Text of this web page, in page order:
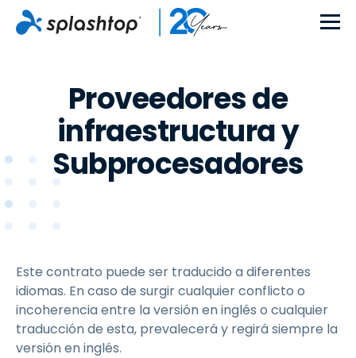
Proveedores de
infraestructura y
Subprocesadores
Este contrato puede ser traducido a diferentes
idiomas. En caso de surgir cualquier conflicto o
incoherencia entre la versión en inglés o cualquier
traducción de esta, prevalecerá y regirá siempre la
versión en inglés.